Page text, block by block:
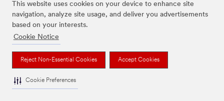
This website uses cookies on your device to enhance site
navigation, analyze site usage, and deliver you advertisements
based on your interests.
Cookie Notice
Reject Non-Essential Cookies Accept Cookies
Cookie Preferences